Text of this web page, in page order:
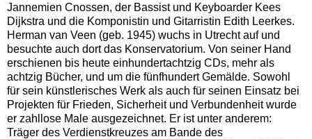
Jannemien Cnossen, der Bassist und Keyboarder Kees
Dijkstra und die Komponistin und Gitarristin Edith Leerkes.
Herman van Veen (geb. 1945) wuchs in Utrecht auf und
besuchte auch dort das Konservatorium. Von seiner Hand
erschienen bis heute einhundertachtzig CDs, mehr als
achtzig Bücher, und um die fünfhundert Gemälde. Sowohl
für sein künstlerisches Werk als auch für seinen Einsatz bei
Projekten für Frieden, Sicherheit und Verbundenheit wurde
er zahllose Male ausgezeichnet. Er ist unter anderem:
Träger des Verdienstkreuzes am Bande des